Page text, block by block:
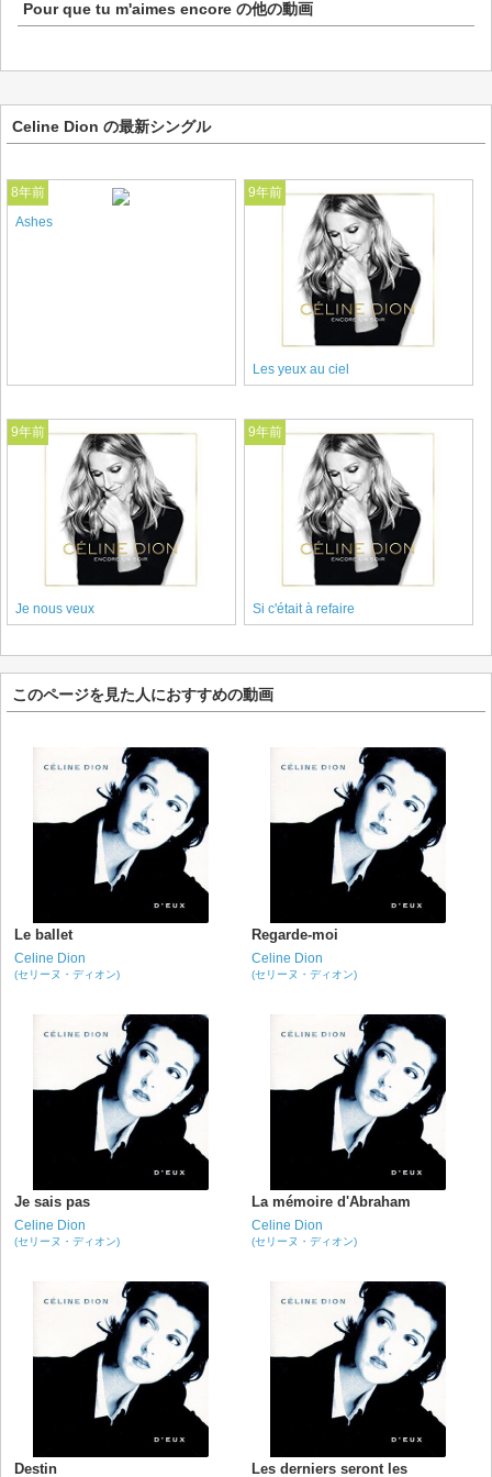
Pour que tu m'aimes encore の他の動画
Celine Dion の最新シングル
8年前
Ashes
9年前
Les yeux au ciel
9年前
Je nous veux
9年前
Si c'était à refaire
このページを見た人におすすめの動画
Le ballet
Celine Dion
(セリーヌ・ディオン)
Regarde-moi
Celine Dion
(セリーヌ・ディオン)
Je sais pas
Celine Dion
(セリーヌ・ディオン)
La mémoire d'Abraham
Celine Dion
(セリーヌ・ディオン)
Destin Les derniers seront les